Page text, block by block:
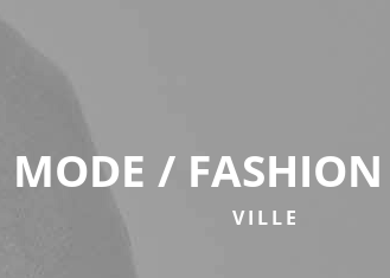
Air
MODE /
VILLE